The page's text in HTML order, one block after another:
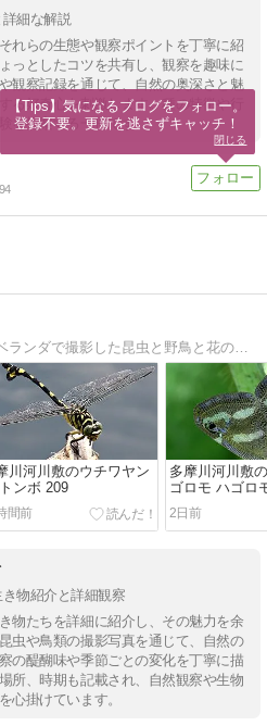
細な解説
れらの生態や観察ポイントを丁寧に紹
っとしたコツを共有し、観察を趣味に
観察記録を通じて、自然の奥深さと魅
る好奇心を刺激します。種の特徴や行
を提案する一冊です。
94
Koyapooが多摩川と野川とベランダで撮影した昆虫と野鳥と花の写真をご覧ください。
川河川敷のウチワヤン
ンボ 209
間前
多摩川河川敷
ゴロモ ハゴロ
2日前
物紹介と詳細観察
物たちを詳細に紹介し、その魅力を余
虫や鳥類の撮影写真を通じて、自然の
の醍醐味や季節ごとの変化を丁寧に描
所、時期も記載され、自然観察や生物
心掛けています。
【Tips】気になるブログをフォロー。
登録不要。更新を逃さずキャッチ！
閉じる